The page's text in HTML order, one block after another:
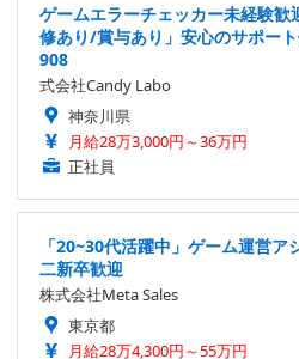
ゲームエラーチェッカー未経験
修あり/賞与あり」安心のサポー
908
式会社Candy Labo
神奈川県
月給28万3,000円～36万円
正社員
「20~30代活躍中」ゲーム運営
二新卒歓迎
株式会社Meta Sales
東京都
月給28万4,300円～55万円